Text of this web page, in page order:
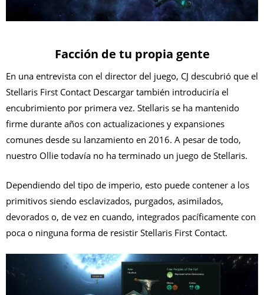
Facción de tu propia gente
En una entrevista con el director del juego, CJ descubrió que el
Stellaris First Contact Descargar también introduciría el
encubrimiento por primera vez. Stellaris se ha mantenido
firme durante años con actualizaciones y expansiones
comunes desde su lanzamiento en 2016. A pesar de todo,
nuestro Ollie todavía no ha terminado un juego de Stellaris.
Dependiendo del tipo de imperio, esto puede contener a los
primitivos siendo esclavizados, purgados, asimilados,
devorados o, de vez en cuando, integrados pacíficamente con
poca o ninguna forma de resistir Stellaris First Contact.